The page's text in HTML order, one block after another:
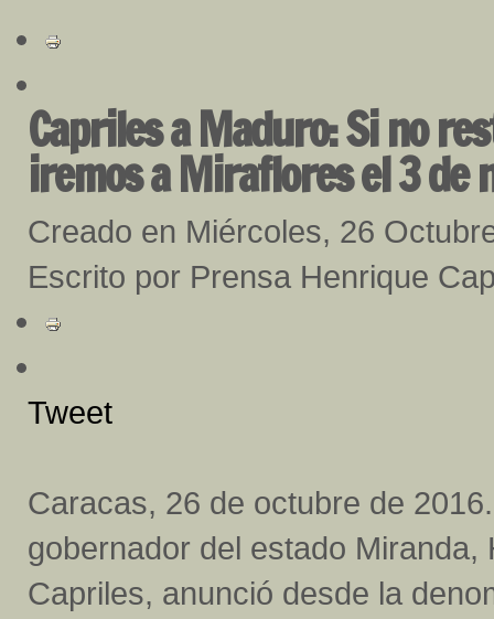
Capriles a Maduro: Si no
iremos a Miraflores el 3 de
Creado en Miércoles, 26
Escrito por Prensa Henrique
Tweet
Caracas, 26 de octubre de
gobernador del estado Miranda,
Capriles, anunció desde la